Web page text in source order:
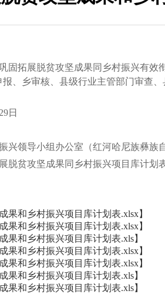
拓展脱贫攻坚成果同乡村振兴有效
、乡审核、县级行业主管部门审查
日
领导小组办公室（红河哈尼族彝族
贫攻坚成果同乡村振兴项目库计划
果和乡村振兴项目库计划表.xlsx】
果和乡村振兴项目库计划表.xlsx】
果和乡村振兴项目库计划表.xls】
果和乡村振兴项目库计划表.xlsx】
果和乡村振兴项目库计划表.xlsx】
果和乡村振兴项目库计划表.xls】
果和乡村振兴项目库计划表.xls】